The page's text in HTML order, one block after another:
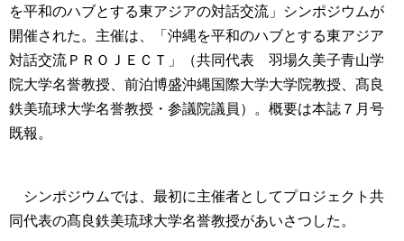
を平和のハブとする東アジアの対話交流」シンポジウムが
開催された。主催は、「沖縄を平和のハブとする東アジア
対話交流ＰＲＯＪＥＣＴ」（共同代表 羽場久美子青山学
院大学名誉教授、前泊博盛沖縄国際大学大学院教授、髙良
鉄美琉球大学名誉教授・参議院議員）。概要は本誌７月号
既報。
シンポジウムでは、最初に主催者としてプロジェクト共
同代表の髙良鉄美琉球大学名誉教授があいさつした。